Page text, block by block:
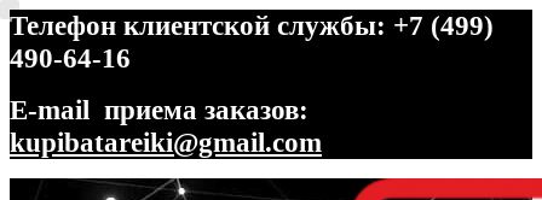
Телефон клиентской службы: +7 (499)
490-64-16
E-mail приема заказов:
kupibatareiki@gmail.com
Перейти
Перейти